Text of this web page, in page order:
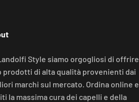
Style siamo orgogliosi di offrire
prodotti di alta qualità provenienti dai
marchi sul mercato. Ordina online e
la massima cura dei capelli e della